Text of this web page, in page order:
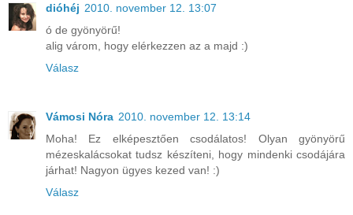
dióhéj 2010. november 12. 13:07
ó de gyönyörű!
alig várom, hogy elérkezzen az a majd :)
Válasz
Vámosi Nóra 2010. november 12. 13:14
Moha! Ez elképesztően csodálatos! Olyan gyönyörű
mézeskalácsokat tudsz készíteni, hogy mindenki csodájára
járhat! Nagyon ügyes kezed van! :)
Válasz